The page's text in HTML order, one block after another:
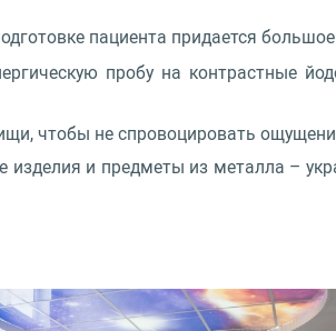
пациента придается
пробу на контрастные
чтобы не спровоцировать
изделия и предметы из металла –